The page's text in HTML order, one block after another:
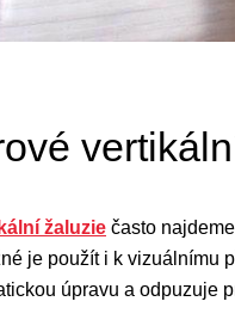
žaluzie často
je použít i k vizuálnímu
úpravu a odpuzuje